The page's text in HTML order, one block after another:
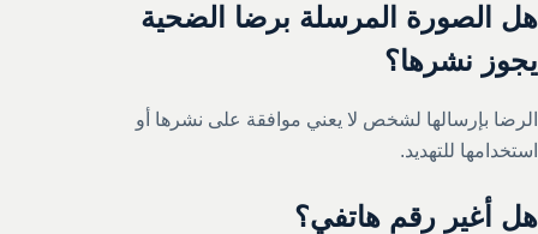
هل الصورة المرسلة برضا الضحية
يجوز نشرها؟
الرضا بإرسالها لشخص لا يعني موافقة على نشرها أو
استخدامها للتهديد.
هل أغير رقم هاتفي؟